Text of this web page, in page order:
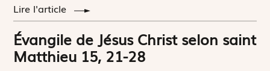
Lire l'article
Évangile de Jésus Christ selon saint
Matthieu 15, 21-28